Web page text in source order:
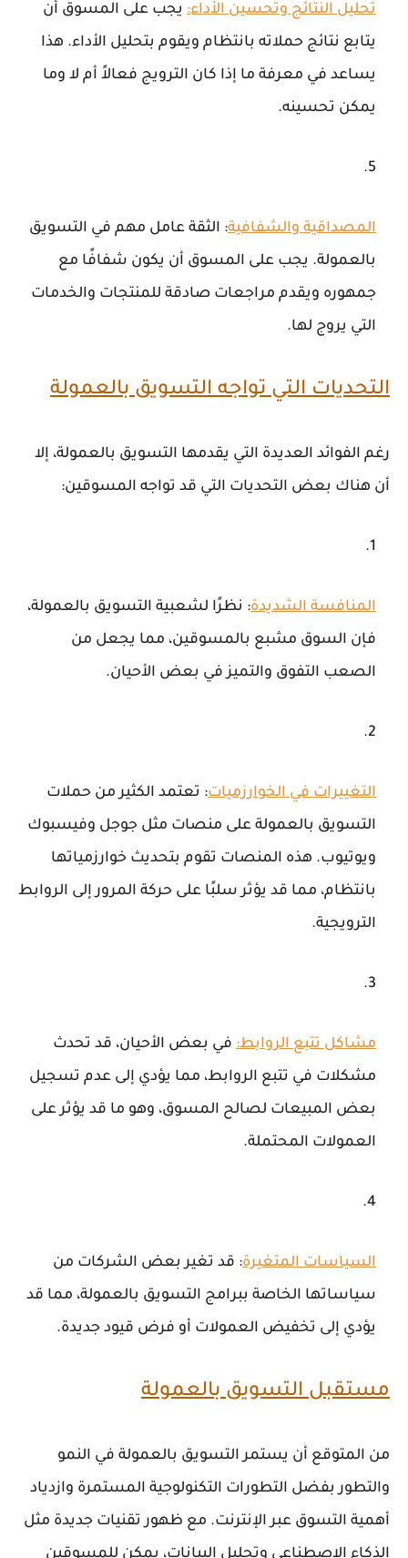
تحليل النتائج وتحسين الأداء: يجب على المسوق أن
يتابع نتائج حملاته بانتظام ويقوم بتحليل الأداء. هذا
يساعد في معرفة ما إذا كان الترويج فعالاً أم لا وما
يمكن تحسينه.
المصداقية والشفافية: الثقة عامل مهم في التسويق
بالعمولة. يجب على المسوق أن يكون شفافًا مع
جمهوره ويقدم مراجعات صادقة للمنتجات والخدمات
التي يروج لها.
التحديات التي تواجه التسويق بالعمولة
رغم الفوائد العديدة التي يقدمها التسويق بالعمولة، إلا
أن هناك بعض التحديات التي قد تواجه المسوقين:
المنافسة الشديدة: نظرًا لشعبية التسويق بالعمولة،
فإن السوق مشبع بالمسوقين، مما يجعل من
الصعب التفوق والتميز في بعض الأحيان.
التغييرات في الخوارزميات: تعتمد الكثير من حملات
التسويق بالعمولة على منصات مثل جوجل وفيسبوك
ويوتيوب. هذه المنصات تقوم بتحديث خوارزمياتها
بانتظام، مما قد يؤثر سلبًا على حركة المرور إلى الروابط
الترويجية.
مشاكل تتبع الروابط: في بعض الأحيان، قد تحدث
مشكلات في تتبع الروابط، مما يؤدي إلى عدم تسجيل
بعض المبيعات لصالح المسوق، وهو ما قد يؤثر على
العمولات المحتملة.
السياسات المتغيرة: قد تغير بعض الشركات من
سياساتها الخاصة ببرامج التسويق بالعمولة، مما قد
يؤدي إلى تخفيض العمولات أو فرض قيود جديدة.
مستقبل التسويق بالعمولة
من المتوقع أن يستمر التسويق بالعمولة في النمو
والتطور بفضل التطورات التكنولوجية المستمرة وازدياد
أهمية التسوق عبر الإنترنت. مع ظهور تقنيات جديدة مثل
الذكاء الاصطناعي وتحليل البيانات، يمكن للمسوقين